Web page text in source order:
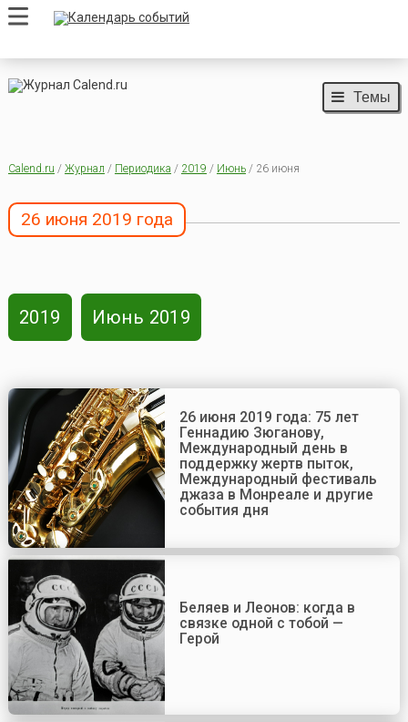
Темы
Calend.ru / Журнал / Периодика / 2019 / Июнь/ 26 июня
26 июня 2019 года
2019 Июнь 2019
26 июня 2019 года: 75 лет
Геннадию Зюганову,
Международный день в
поддержку жертв пыток,
Международный фестиваль
джаза в Монреале и другие
события дня
Беляев и Леонов: когда в
связке одной с тобой —
Герой